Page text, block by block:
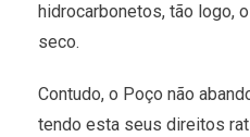
hidrocarbonetos, tão logo,
seco.
Contudo, o Poço não
tendo esta seus direitos